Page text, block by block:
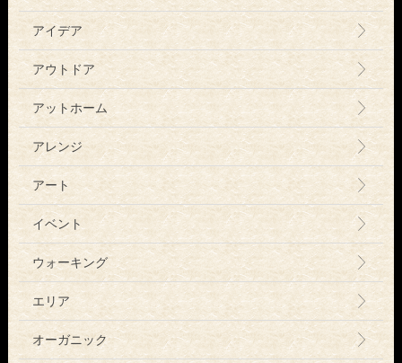
アイデア
アウトドア
アットホーム
アレンジ
アート
イベント
ウォーキング
エリア
オーガニック